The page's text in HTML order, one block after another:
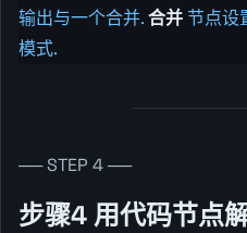
输出与一个合并.合并节点设
模式.
── STEP 4 ──
步骤4 用代码节点